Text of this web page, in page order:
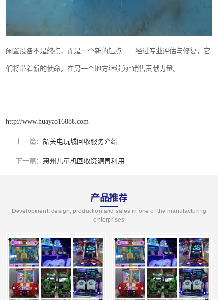
闲置设备不是终点，而是一个新的起点——经过专业评估与修复，它
们将带着新的使命，在另一个地方继续为*销售贡献力量。
http://www.huayao16888.com
上一篇： 韶关电玩城回收服务介绍
下一篇： 惠州儿童机回收资源再利用
产品推荐
Development, design, production and sales in one of the manufacturing
enterprises